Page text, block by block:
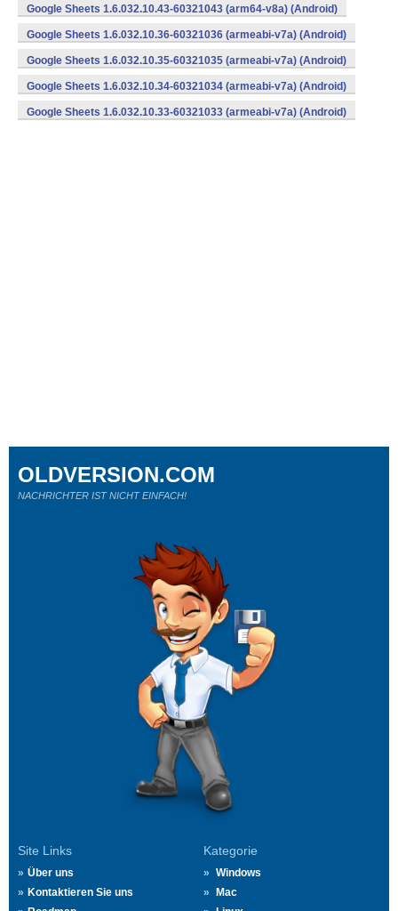
Google Sheets 1.6.032.10.43-60321043 (arm64-v8a) (Android)
Google Sheets 1.6.032.10.36-60321036 (armeabi-v7a) (Android)
Google Sheets 1.6.032.10.35-60321035 (armeabi-v7a) (Android)
Google Sheets 1.6.032.10.34-60321034 (armeabi-v7a) (Android)
Google Sheets 1.6.032.10.33-60321033 (armeabi-v7a) (Android)
Site Links
Über uns
Kontaktieren Sie uns
Kategorie
Windows
Mac
OLDVERSION.COM
NACHRICHTER IST NICHT EINFACH!